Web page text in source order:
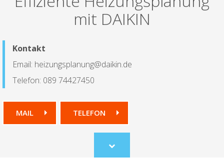
mit DAIKIN
Kontakt
Email: heizungsplanung@daikin.de
Telefon: 089 74427450
MAIL TELEFON
Scroll
to